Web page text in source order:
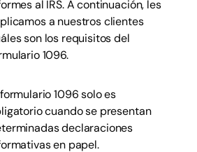
al IRS. A continuación, les
a nuestros clientes
son los requisitos del
1096.
1096 solo es
cuando se presentan
declaraciones
en papel.